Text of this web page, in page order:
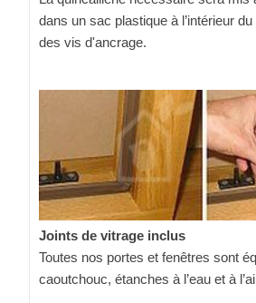
dans un sac plastique à l’intérieur
des vis d'ancrage.
Joints de vitrage inclus
Toutes nos portes et fenêtres sont
caoutchouc, étanches à l’eau et à